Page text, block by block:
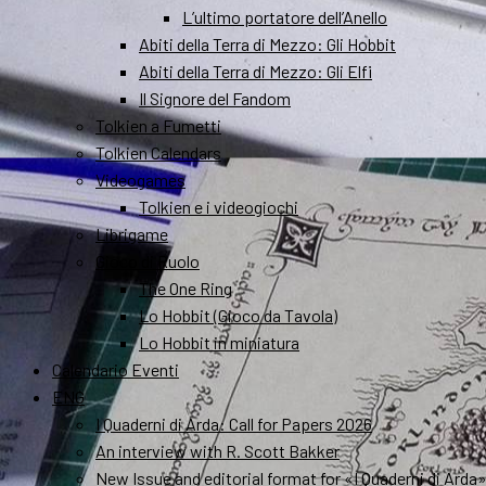
L’ultimo portatore dell’Anello
Abiti della Terra di Mezzo: Gli Hobbit
Abiti della Terra di Mezzo: Gli Elfi
Il Signore del Fandom
Tolkien a Fumetti
Tolkien Calendars
Videogames
Tolkien e i videogiochi
Librigame
Gioco di Ruolo
The One Ring
Lo Hobbit (Gioco da Tavola)
Lo Hobbit in miniatura
Calendario Eventi
ENG
I Quaderni di Arda: Call for Papers 2026
An interview with R. Scott Bakker
New Issue and editorial format for «I Quaderni di Arda»